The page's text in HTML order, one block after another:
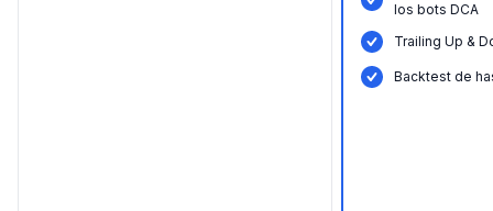
los bots DCA
Trailing Up &
Backtest de